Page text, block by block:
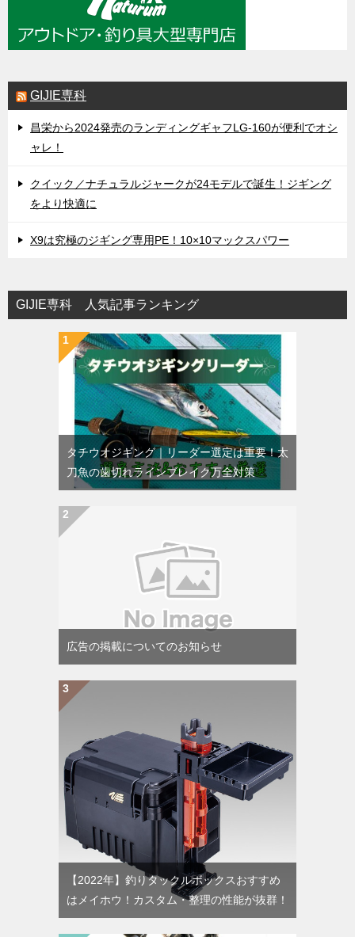
GIJIE専科
昌栄から2024発売のランディングギャフLG-160が便利でオシ
ャレ！
クイック／ナチュラルジャークが24モデルで誕生！ジギング
をより快適に
X9は究極のジギング専用PE！10×10マックスパワー
GIJIE専科 人気記事ランキング
タチウオジギング｜リーダー選定は重要！太
刀魚の歯切れラインブレイク万全対策
広告の掲載についてのお知らせ
【2022年】釣りタックルボックスおすすめ
はメイホウ！カスタム・整理の性能が抜群！